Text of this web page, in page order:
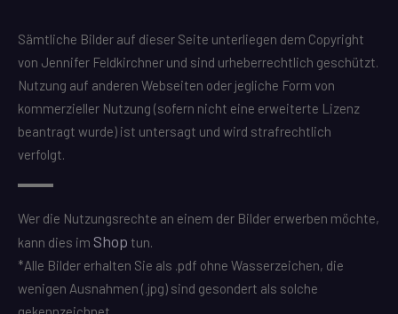
Sämtliche Bilder auf dieser Seite unterliegen dem Copyright
von Jennifer Feldkirchner und sind urheberrechtlich geschützt.
Nutzung auf anderen Webseiten oder jegliche Form von
kommerzieller Nutzung (sofern nicht eine erweiterte Lizenz
beantragt wurde) ist untersagt und wird strafrechtlich
verfolgt.
Wer die Nutzungsrechte an einem der Bilder erwerben möchte,
kann dies im Shop tun.
*Alle Bilder erhalten Sie als .pdf ohne Wasserzeichen, die
wenigen Ausnahmen (.jpg) sind gesondert als solche